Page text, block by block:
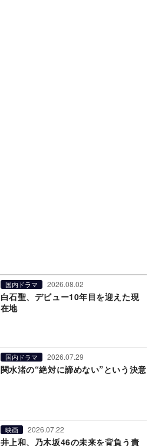
国内ドラマ 2026.08.02
白石聖、デビュー10年目を迎えた現
在地
国内ドラマ 2026.07.29
関水渚の“絶対に諦めない”という決意
映画 2026.07.22
井上和、乃木坂46の未来を背負う責